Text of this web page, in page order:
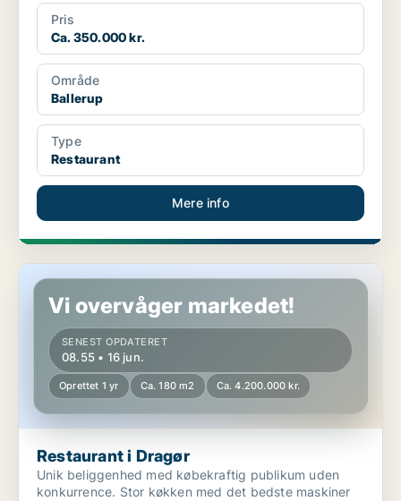
Pris
Ca. 350.000 kr.
Område
Ballerup
Type
Restaurant
Mere info
Restaurant i Dragør
Vi overvåger markedet!
SENEST OPDATERET
08.55 • 16 jun.
Oprettet 1 yr Ca. 180 m2 Ca. 4.200.000 kr.
Restaurant i Dragør
Unik beliggenhed med købekraftig publikum uden
konkurrence. Stor køkken med det bedste maskiner